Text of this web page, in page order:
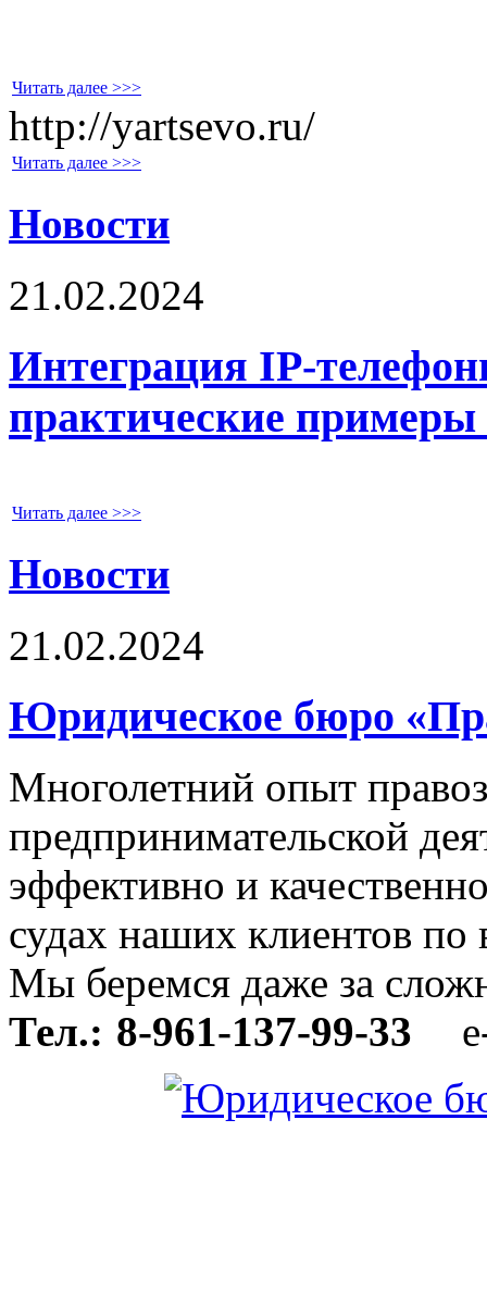
Читать далее >>>
http://yartsevo.ru/
Читать далее >>>
Новости
21.02.2024
Интеграция IP-
практические
Читать далее >>>
Новости
21.02.2024
Юридическое бюро
Многолетний опыт
предпринимательской
эффективно и
судах наших клиентов
Мы беремся даже за
Тел.: 8-961-137-99-33